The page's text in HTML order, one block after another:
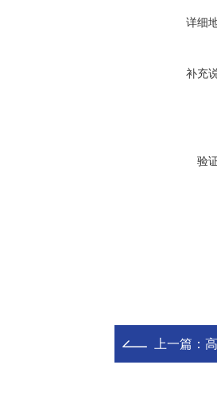
详细
补充
验
上一篇：